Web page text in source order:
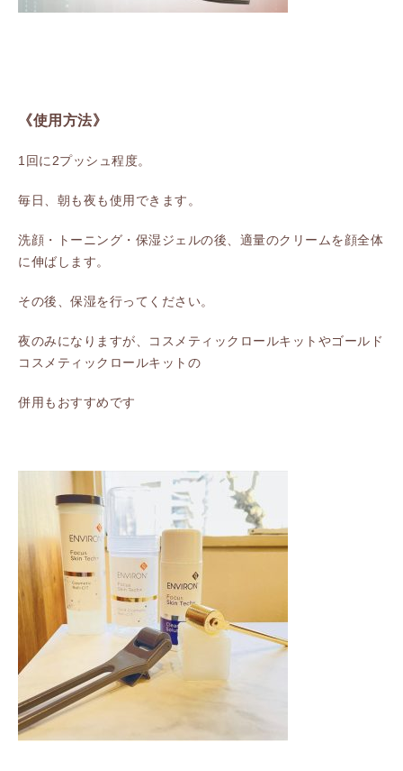
《使用方法》
1回に2プッシュ程度。
毎日、朝も夜も使用できます。
洗顔・トーニング・保湿ジェルの後、適量のクリームを顔全体
に伸ばします。
その後、保湿を行ってください。
夜のみになりますが、コスメティックロールキットやゴールド
コスメティックロールキットの
併用もおすすめです